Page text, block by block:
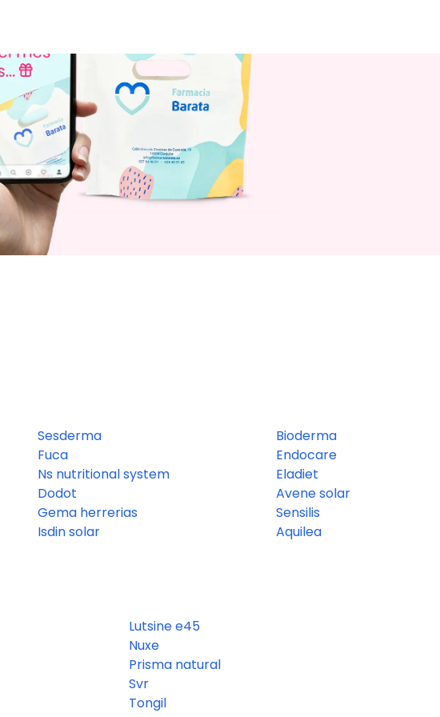
Sesderma
Fuca
Ns nutritional system
Dodot
Gema herrerias
Isdin solar
Bioderma
Endocare
Eladiet
Avene solar
Sensilis
Aquilea
Lutsine e45
Nuxe
Prisma natural
Svr
Tongil